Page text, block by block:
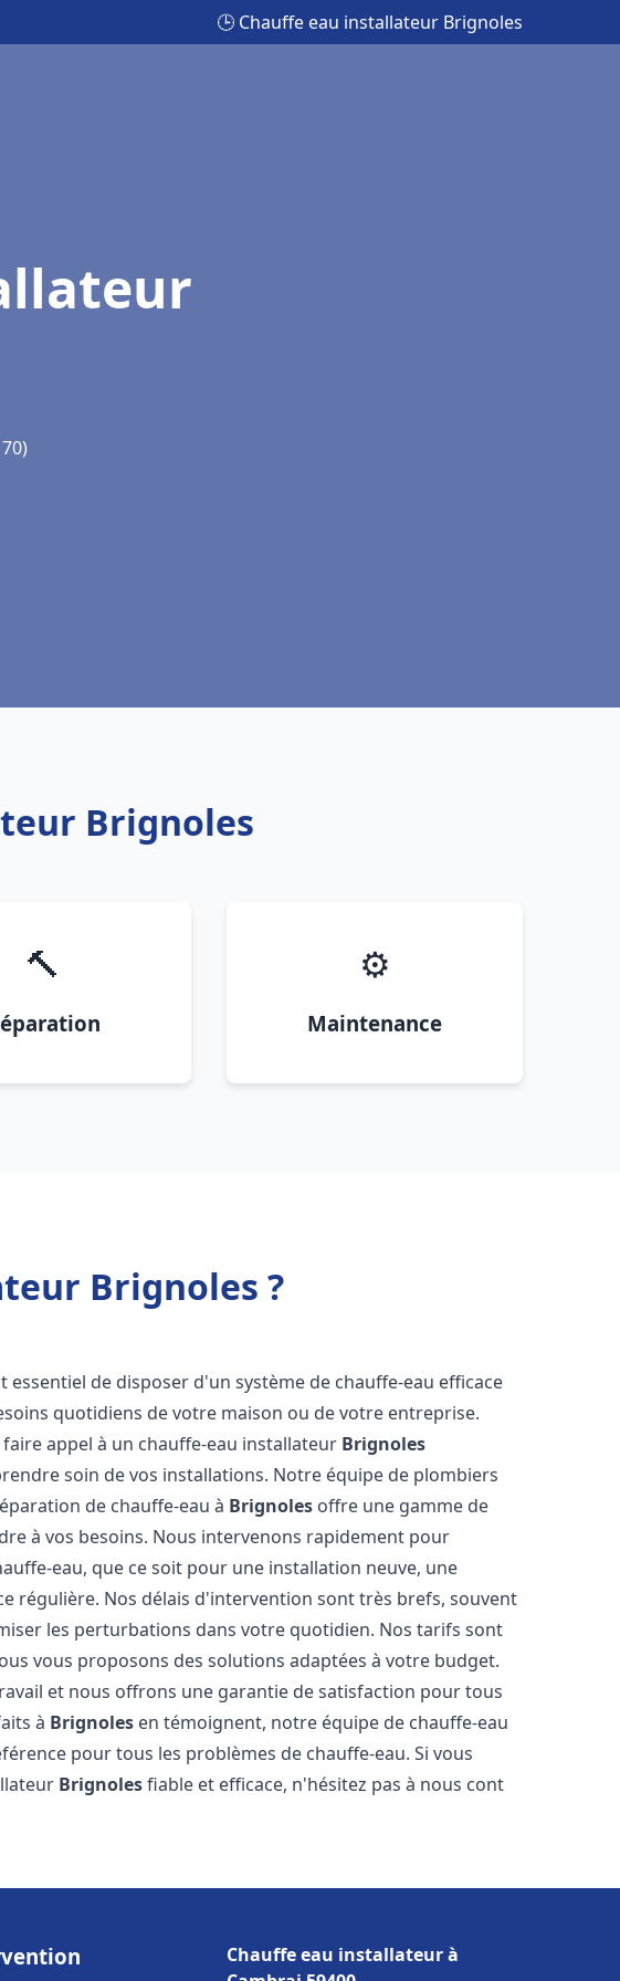
🕒 Chauffe eau installateur Brignoles
Brignoles
🔨 ⚙️
Maintenance
Brignoles ?
essentiel de disposer d'un système de chauffe-eau efficace
quotidiens de votre maison ou de votre entreprise.
appel à un chauffe-eau installateur Brignoles
soin de vos installations. Notre équipe de plombiers
de chauffe-eau à Brignoles offre une gamme de
à vos besoins. Nous intervenons rapidement pour
eau, que ce soit pour une installation neuve, une
régulière. Nos délais d'intervention sont très brefs, souvent
les perturbations dans votre quotidien. Nos tarifs sont
vous proposons des solutions adaptées à votre budget.
et nous offrons une garantie de satisfaction pour tous
à Brignoles en témoignent, notre équipe de chauffe-eau
pour tous les problèmes de chauffe-eau. Si vous
Brignolesfiable et efficace, n'hésitez pas à nous cont
Chauffe eau installateur à